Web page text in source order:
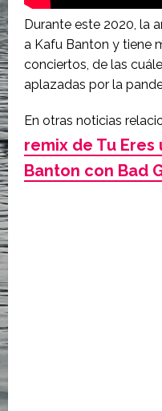
Durante este 2020, la
a Kafu Banton y tiene
conciertos, de las
aplazadas por la
En otras noticias
remix de Tu Eres
Banton con Bad